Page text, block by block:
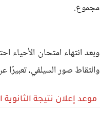
مجموع.
وبعد انتهاء امتحان الأحياء
والتقاط صور السيلفي،
موعد إعلان نتيجة الثانوية